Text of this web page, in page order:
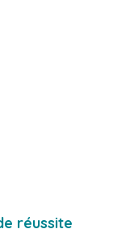
réussite